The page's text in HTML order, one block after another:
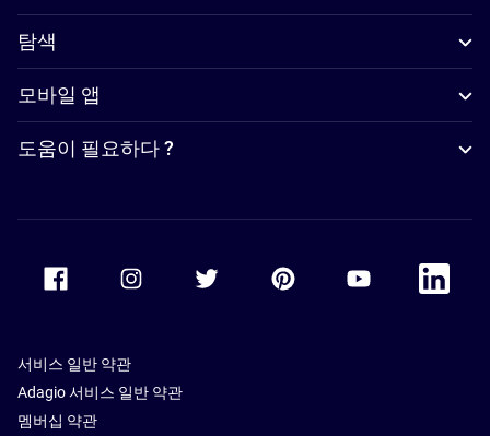
탐색
모바일 앱
도움이 필요하다 ?
Accor Youtube
Accor
서비스 일반 약관
Adagio 서비스 일반 약관
멤버십 약관